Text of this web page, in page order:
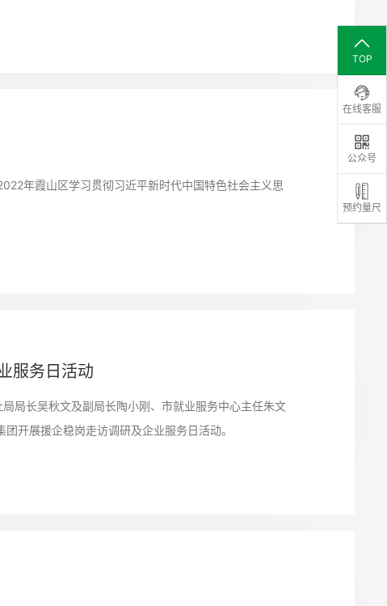
年霞山区学习贯彻习近平新时代中国特色社会主义思
服务日活动
局长吴秋文及副局长陶小刚、市就业服务中心主任朱文
开展援企稳岗走访调研及企业服务日活动。
TOP
在线客服
公众号
预约量尺